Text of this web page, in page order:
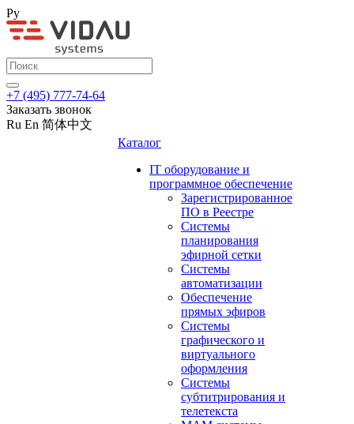
Ру
+7 (495) 777-74-64
Заказать звонок
Ru En 简体中文
Каталог
IT оборудование и
программное обеспечение
Зарегистрированное
ПО в Реестре
Системы
планирования
эфирной сетки
Системы
автоматизации
Обеспечение
прямых эфиров
Системы
графического и
виртуального
оформления
Системы
субтитрирования и
телетекста